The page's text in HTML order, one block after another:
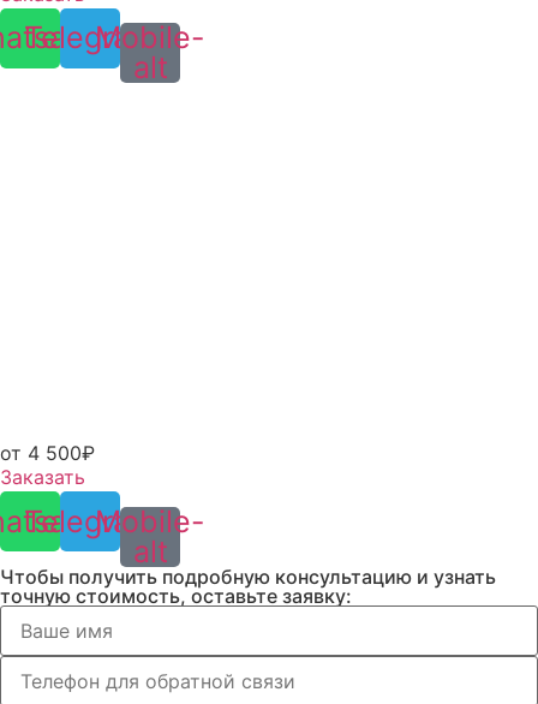
Telegram
Mobile-
alt
от 4 500₽
Заказать
Telegram
Mobile-
alt
Чтобы получить подробную консультацию и узнать
точную стоимость, оставьте заявку: